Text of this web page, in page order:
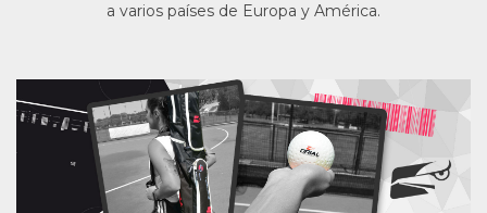
a varios países de Europa y América.